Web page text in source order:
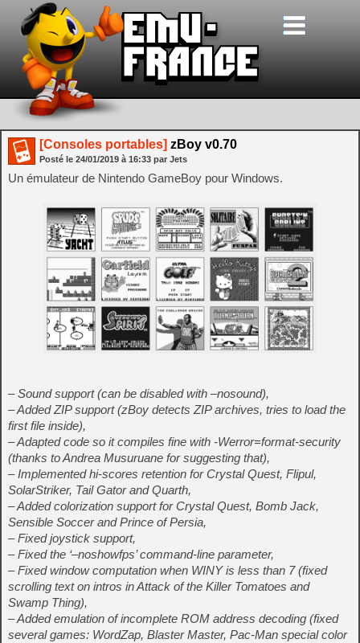
[Consoles portables] zBoy v0.70
Posté le 24/01/2019 à 16:33 par Jets
Un émulateur de Nintendo GameBoy pour Windows.
– Sound support (can be disabled with –nosound),
– Added ZIP support (zBoy detects ZIP archives, tries to load the
first file inside),
– Adapted code so it compiles fine with -Werror=format-security
(thanks to Andrea Musuruane for suggesting that),
– Implemented hi-scores retention for Crystal Quest, Flipul,
SolarStriker, Tail Gator and Quarth,
– Added colorization support for Crystal Quest, Bomb Jack,
Sensible Soccer and Prince of Persia,
– Fixed joystick support,
– Fixed the ‘–noshowfps’ command-line parameter,
– Fixed window computation when WINY is less than 7 (fixed
scrolling text on intros in Attack of the Killer Tomatoes and
Swamp Thing),
– Added emulation of incomplete ROM address decoding (fixed
several games: WordZap, Blaster Master, Pac-Man special color